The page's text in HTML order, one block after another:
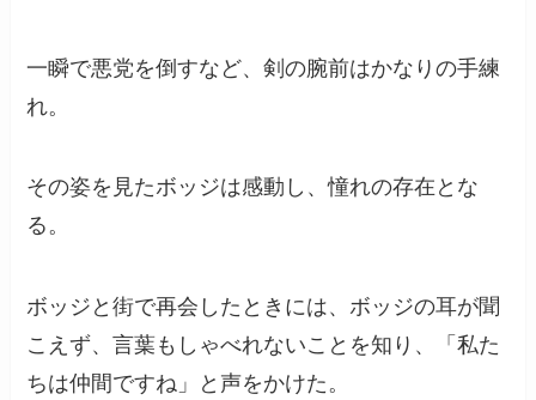
一瞬で悪党を倒すなど、剣の腕前はかなりの手練
れ。
その姿を見たボッジは感動し、憧れの存在とな
る。
ボッジと街で再会したときには、ボッジの耳が聞
こえず、言葉もしゃべれないことを知り、「私た
ちは仲間ですね」と声をかけた。